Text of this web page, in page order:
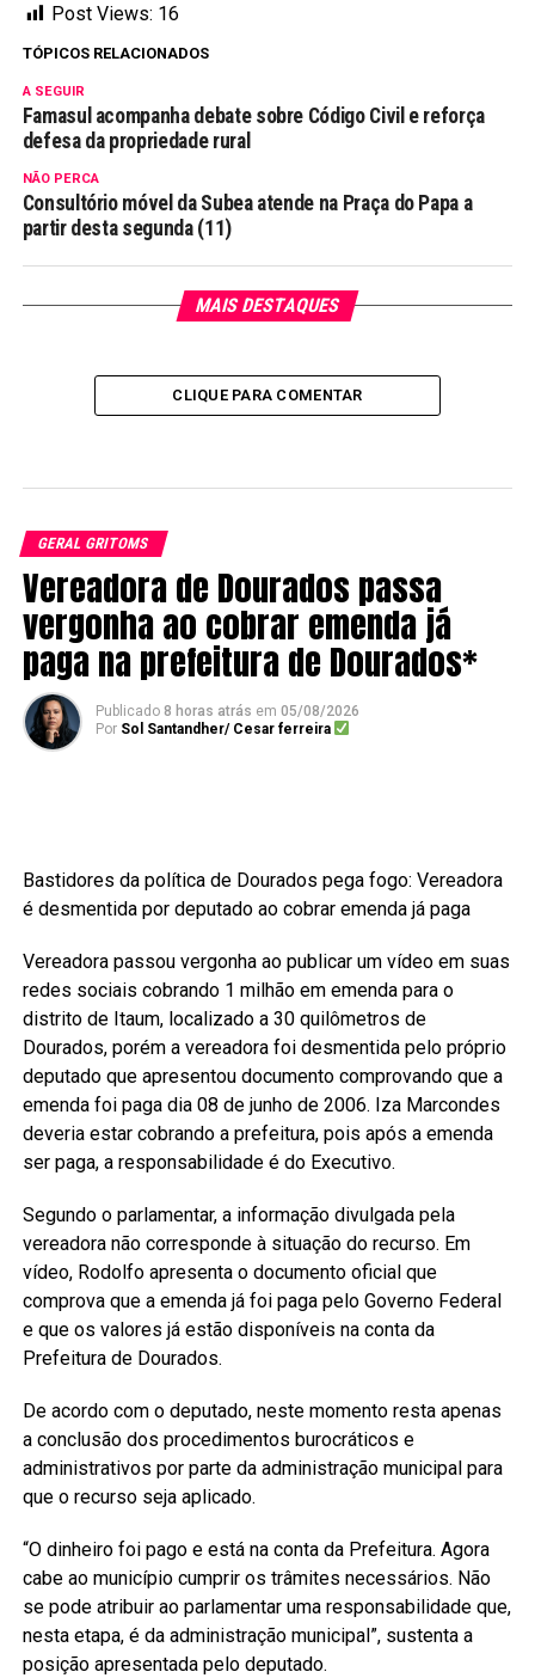
Post Views: 16
TÓPICOS RELACIONADOS
A SEGUIR
Famasul acompanha debate sobre Código Civil e reforça
defesa da propriedade rural
NÃO PERCA
Consultório móvel da Subea atende na Praça do Papa a
partir desta segunda (11)
MAIS DESTAQUES
CLIQUE PARA COMENTAR
GERAL GRITOMS
Vereadora de Dourados passa
vergonha ao cobrar emenda já
paga na prefeitura de Dourados*
Publicado 8 horas atrás em 05/08/2026
Por Sol Santandher/ Cesar ferreira
Bastidores da política de Dourados pega fogo: Vereadora
é desmentida por deputado ao cobrar emenda já paga
Vereadora passou vergonha ao publicar um vídeo em suas
redes sociais cobrando 1 milhão em emenda para o
distrito de Itaum, localizado a 30 quilômetros de
Dourados, porém a vereadora foi desmentida pelo próprio
deputado que apresentou documento comprovando que a
emenda foi paga dia 08 de junho de 2006. Iza Marcondes
deveria estar cobrando a prefeitura, pois após a emenda
ser paga, a responsabilidade é do Executivo.
Segundo o parlamentar, a informação divulgada pela
vereadora não corresponde à situação do recurso. Em
vídeo, Rodolfo apresenta o documento oficial que
comprova que a emenda já foi paga pelo Governo Federal
e que os valores já estão disponíveis na conta da
Prefeitura de Dourados.
De acordo com o deputado, neste momento resta apenas
a conclusão dos procedimentos burocráticos e
administrativos por parte da administração municipal para
que o recurso seja aplicado.
“O dinheiro foi pago e está na conta da Prefeitura. Agora
cabe ao município cumprir os trâmites necessários. Não
se pode atribuir ao parlamentar uma responsabilidade que,
nesta etapa, é da administração municipal”, sustenta a
posição apresentada pelo deputado.